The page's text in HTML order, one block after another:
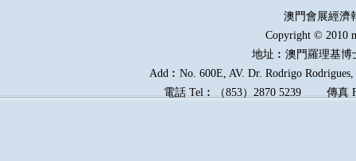
澳門會展經
Copyright © 2010
地址︰澳門羅理基博
Add︰No. 600E, AV. Dr. Rodrigo
電話 Tel︰（853）2870 5239傳真